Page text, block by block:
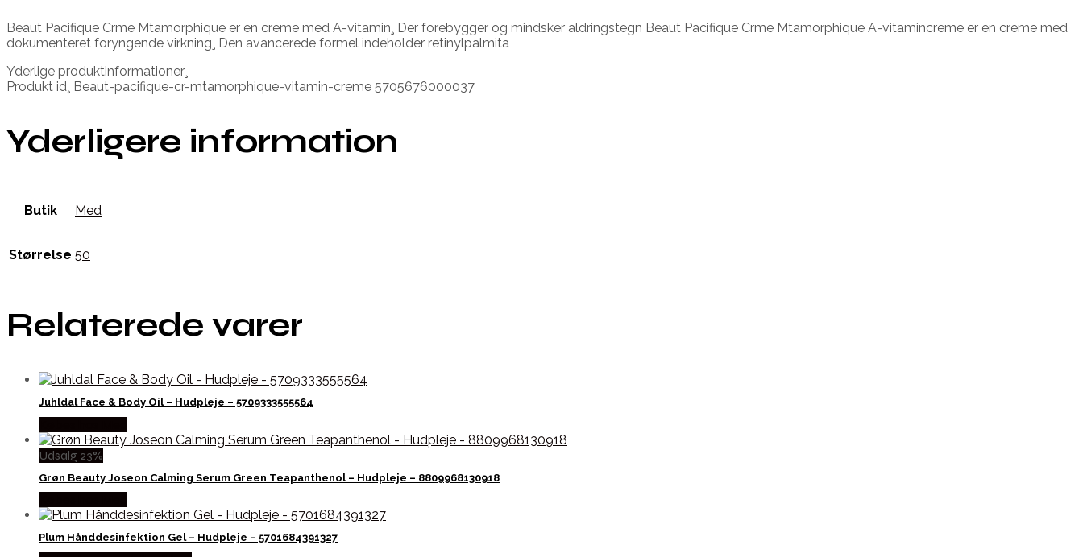
Beaut Pacifique Crme Mtamorphique er en creme med A-vitamin¸ Der forebygger og mindsker aldringstegn Beaut Pacifique Crme Mtamorphique A-vitamincreme er en creme med
dokumenteret foryngende virkning¸ Den avancerede formel indeholder retinylpalmita
Yderlige produktinformationer¸
Produkt id¸ Beaut-pacifique-cr-mtamorphique-vitamin-creme 5705676000037
Yderligere information
Butik Med
Størrelse 50
Relaterede varer
Juhldal Face & Body Oil – Hudpleje – 5709333555564
Udsalg 23%
Grøn Beauty Joseon Calming Serum Green Teapanthenol – Hudpleje – 8809968130918
Plum Hånddesinfektion Gel – Hudpleje – 5701684391327